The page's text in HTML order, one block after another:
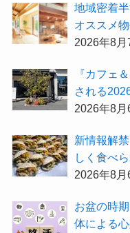
地域密着
オススメ
無料『”木
2026年8月
『カフェ
される
紹介！
2026年8月
新情報解
しく食べ
い天然酵
2026年8月
お盆の時
体による